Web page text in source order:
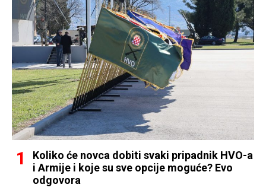
Koliko će novca dobiti svaki pripadnik HVO-a
i Armije i koje su sve opcije moguće? Evo
odgovora